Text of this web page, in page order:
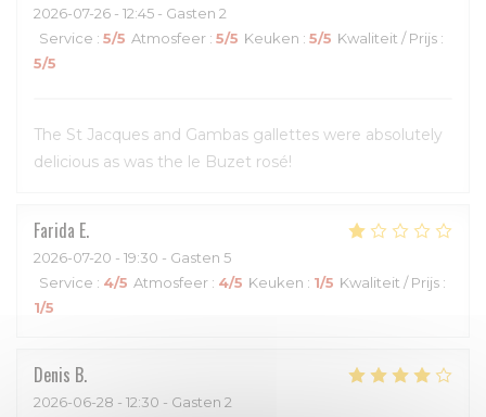
2026-07-26 - 12:45 - Gasten 2
Service : 5/5 Atmosfeer : 5/5 Keuken : 5/5 Kwaliteit / Prijs :
5/5
The St Jacques and Gambas gallettes were absolutely
delicious as was the le Buzet rosé!
Farida E
2026-07-20 - 19:30 - Gasten 5
Service : 4/5 Atmosfeer : 4/5 Keuken : 1/5 Kwaliteit / Prijs :
1/5
Denis B
2026-06-28 - 12:30 - Gasten 2